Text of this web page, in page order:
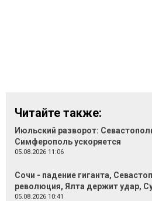
Читайте также:
Июльский разворот:
Симферополь ускоряется
05.08.2026 11:06
Сочи - падение гиганта,
революция, Ялта держит удар,
05.08.2026 10:41